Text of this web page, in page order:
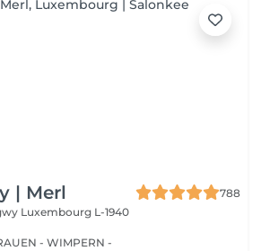
| Merl
788
Luxembourg L-1940
- WIMPERN -